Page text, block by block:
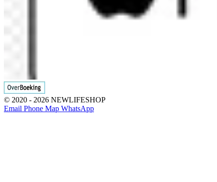
© 2020 - 2026 NEWLIFESHOP
Email Phone Map WhatsApp